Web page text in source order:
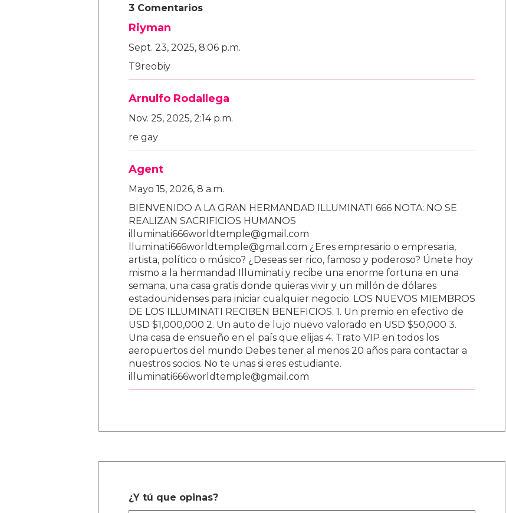
3 Comentarios
Riyman
Sept. 23, 2025, 8:06 p.m.
T9reobiy
Arnulfo Rodallega
Nov. 25, 2025, 2:14 p.m.
re gay
Agent
Mayo 15, 2026, 8 a.m.
BIENVENIDO A LA GRAN HERMANDAD ILLUMINATI 666 NOTA: NO SE
REALIZAN SACRIFICIOS HUMANOS
illuminati666worldtemple@gmail.com
lluminati666worldtemple@gmail.com ¿Eres empresario o empresaria,
artista, político o músico? ¿Deseas ser rico, famoso y poderoso? Únete hoy
mismo a la hermandad Illuminati y recibe una enorme fortuna en una
semana, una casa gratis donde quieras vivir y un millón de dólares
estadounidenses para iniciar cualquier negocio. LOS NUEVOS MIEMBROS
DE LOS ILLUMINATI RECIBEN BENEFICIOS. 1. Un premio en efectivo de
USD $1,000,000 2. Un auto de lujo nuevo valorado en USD $50,000 3.
Una casa de ensueño en el país que elijas 4. Trato VIP en todos los
aeropuertos del mundo Debes tener al menos 20 años para contactar a
nuestros socios. No te unas si eres estudiante.
illuminati666worldtemple@gmail.com